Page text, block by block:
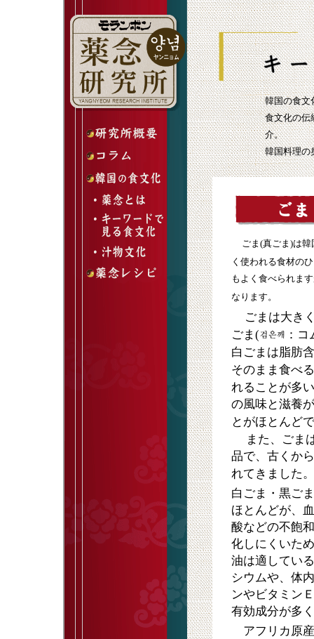
韓国の食文
食文化の伝
介。
韓国料理の
ごま(真ごま)は韓
く使われる食材の
もよく食べられま
なります。
ごまは大き
ごま(
：
白ごまは脂肪
そのまま食べ
れることが多
の風味と滋養
とがほとんど
また、ごま
品で、古くか
れてきました。
白ごま・黒ご
ほとんどが、
酸などの不飽
化しにくいた
油は適してい
シウムや、体
ンやビタミン
有効成分が多
アフリカ原産